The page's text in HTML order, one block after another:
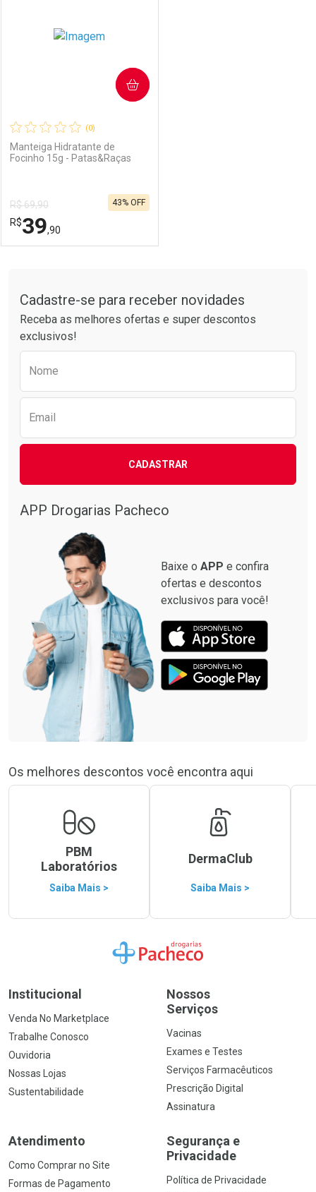
(0)
Manteiga Hidratante de
Focinho 15g - Patas&Raças
R$ 69,90
R$39,90
43% OFF
COMPRAR
Laboratório
Comprar sem Desconto
Por Menos
Comprar sem Desconto
Por R$ 39,90/cada
Cadastre-se para receber novidades
Receba as melhores ofertas e super descontos
exclusivos!
Nome
Email
CADASTRAR
APP Drogarias Pacheco
Baixe o APP e confira
ofertas e descontos
exclusivos para você!
Os melhores descontos você encontra aqui
PBM
Laboratórios
Saiba Mais >
DermaClub
Saiba Mais >
Ir para a Home
Institucional
Venda No Marketplace
Trabalhe Conosco
Ouvidoria
Nossas Lojas
Sustentabilidade
Nossos
Serviços
Vacinas
Exames e Testes
Serviços Farmacêuticos
Prescrição Digital
Assinatura
Atendimento
Como Comprar no Site
Formas de Pagamento
Segurança e
Privacidade
Política de Privacidade